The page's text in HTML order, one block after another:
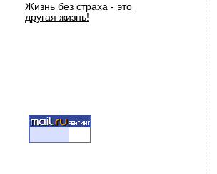
Жизнь без страха - это
другая жизнь!